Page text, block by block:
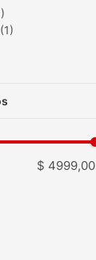
)
(1)
$ 4999,00